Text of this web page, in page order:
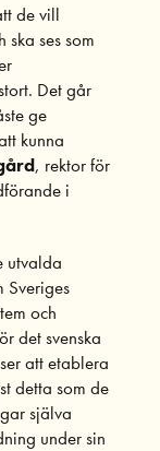
de vill
ses som
Det går
ge
kunna
, rektor för
i
utvalda
Sveriges
och
det svenska
att etablera
detta som de
själva
under sin